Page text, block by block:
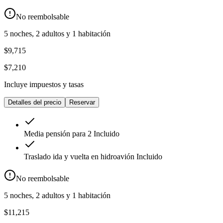
No reembolsable
5 noches, 2 adultos y 1 habitación
$9,715
$7,210
Incluye impuestos y tasas
Detalles del precio Reservar
Media pensión para 2 Incluido
Traslado ida y vuelta en hidroavión Incluido
No reembolsable
5 noches, 2 adultos y 1 habitación
$11,215